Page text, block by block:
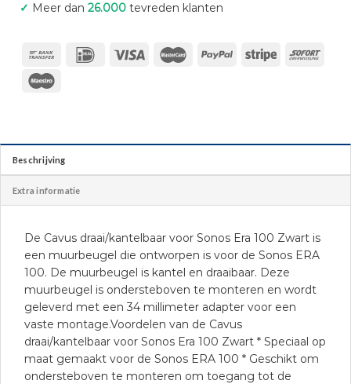
✓ Meer dan 26.000tevreden klanten
Beschrijving
Extra informatie
De Cavus draai/kantelbaar voor Sonos Era 100 Zwart is
een muurbeugel die ontworpen is voor de Sonos ERA
100. De muurbeugel is kantel en draaibaar. Deze
muurbeugel is ondersteboven te monteren en wordt
geleverd met een 34 millimeter adapter voor een
vaste montage.Voordelen van de Cavus
draai/kantelbaar voor Sonos Era 100 Zwart * Speciaal op
maat gemaakt voor de Sonos ERA 100 * Geschikt om
ondersteboven te monteren om toegang tot de